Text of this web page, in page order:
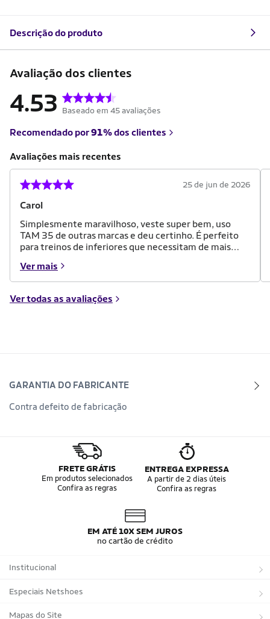
Descrição do produto
Avaliação dos clientes
4.53 Baseado em 45 avaliações
Recomendado por91%dos clientes
Avaliações mais recentes
Carol
25 de jun de 2026
Simplesmente maravilhoso, veste super bem, uso
TAM 35 de outras marcas e deu certinho. É perfeito
para treinos de inferiores que necessitam de mais
Ver mais
Ver todas as avaliações
GARANTIA DO FABRICANTE
Contra defeito de fabricação
FRETE GRÁTIS
Em produtos selecionados
Confira as regras
ENTREGA EXPRESSA
A partir de 2 dias úteis
Confira as regras
EM ATÉ 10X SEM JUROS
no cartão de crédito
Institucional
Sobre a Netshoes
Política de Privacidade
Especiais Netshoes
Suplementos
Mapas do Site